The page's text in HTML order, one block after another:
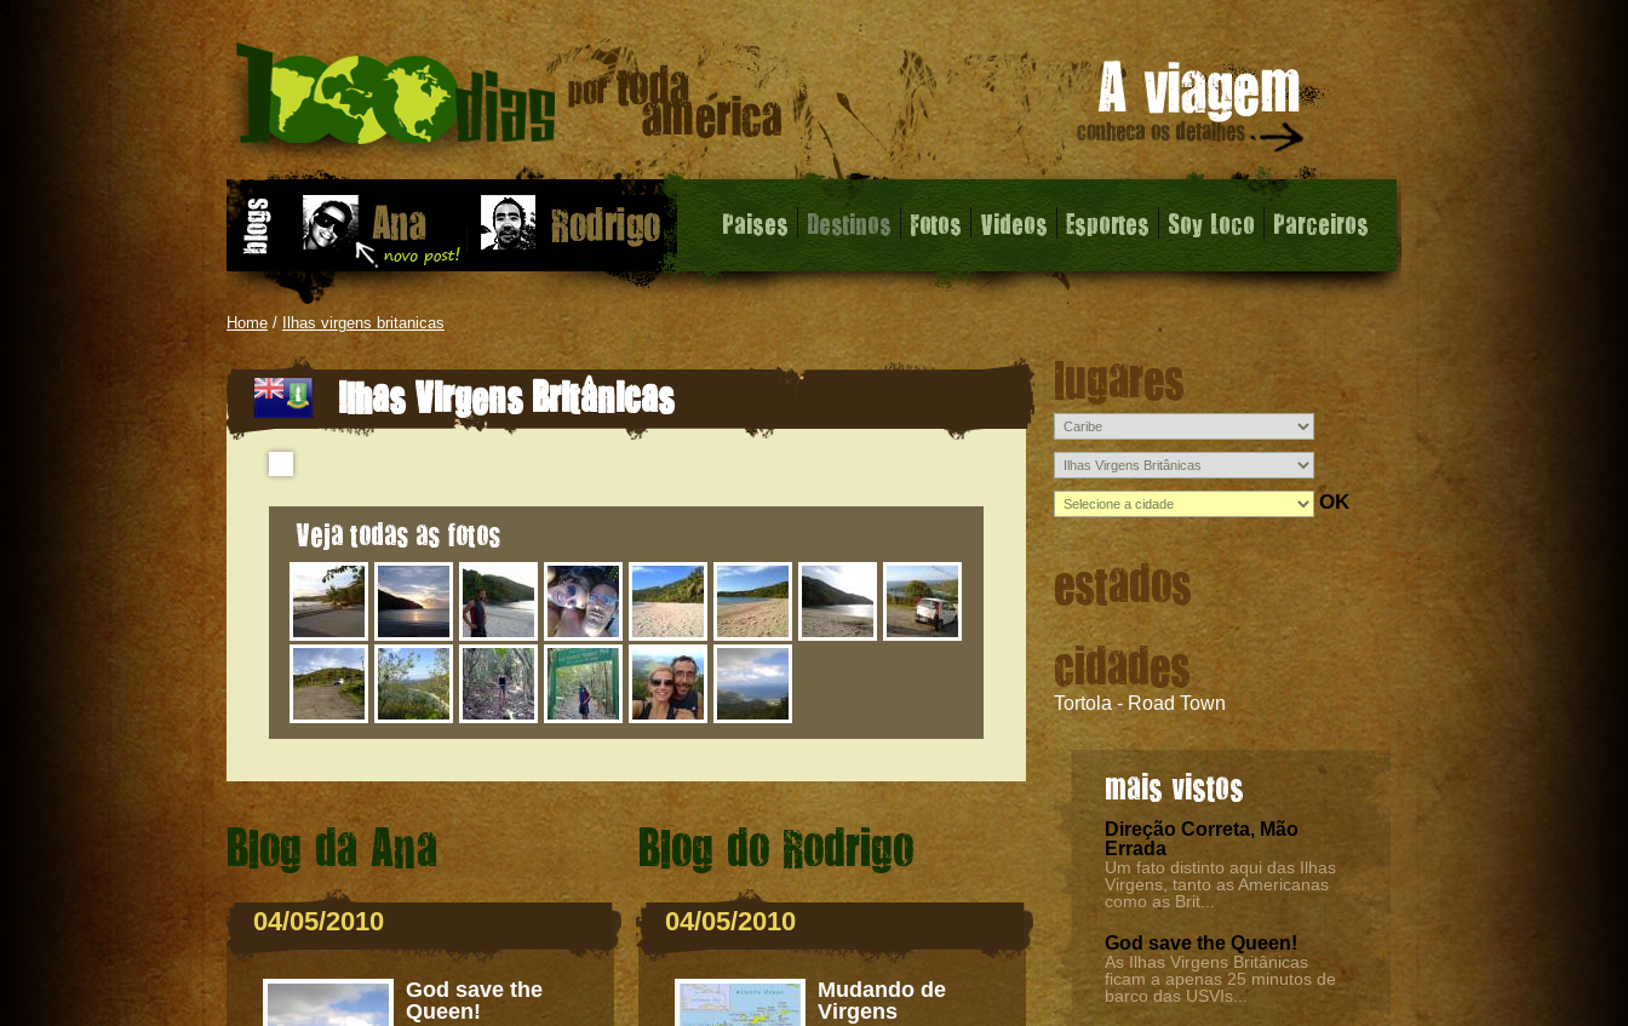
Paises Destinos Fotos Videos Esportes Soy Loco Parceiros
Home / Ilhas virgens britanicas
lugares
OK
estados
cidades
Tortola - Road Town
mais vistos
Direção Correta, Mão
Errada
Um fato distinto aqui das Ilhas
Virgens, tanto as Americanas
como as Brit...
God save the Queen!
As Ilhas Virgens Britânicas
ficam a apenas 25 minutos de
barco das USVIs...
Ilhas Virgens Britânicas
Veja todas as fotos
Blog da Ana
04/05/2010
God save the
Queen!
Blog do Rodrigo
04/05/2010
Mudando de
Virgens